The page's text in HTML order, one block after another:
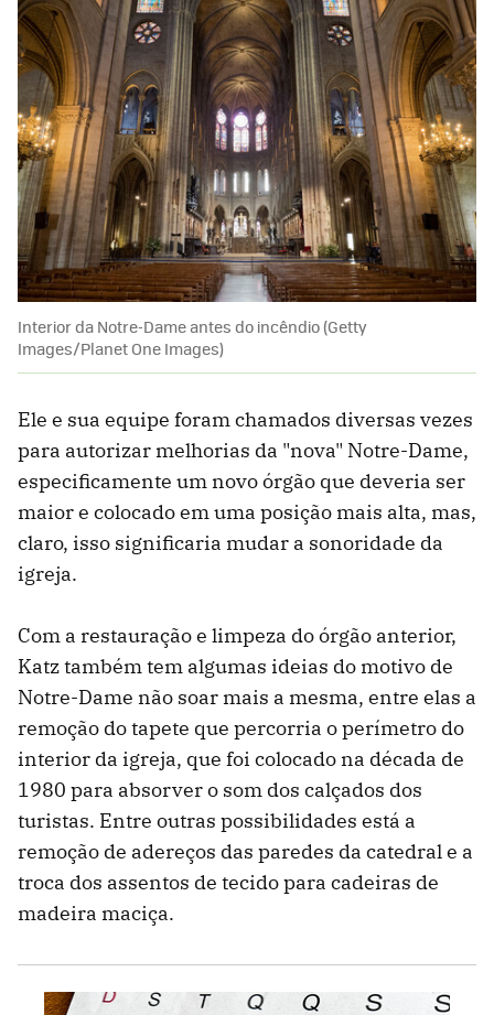
Interior da Notre-Dame antes do incêndio (Getty
Images/Planet One Images)
Ele e sua equipe foram chamados diversas vezes
para autorizar melhorias da "nova" Notre-Dame,
especificamente um novo órgão que deveria ser
maior e colocado em uma posição mais alta, mas,
claro, isso significaria mudar a sonoridade da
igreja.
Com a restauração e limpeza do órgão anterior,
Katz também tem algumas ideias do motivo de
Notre-Dame não soar mais a mesma, entre elas a
remoção do tapete que percorria o perímetro do
interior da igreja, que foi colocado na década de
1980 para absorver o som dos calçados dos
turistas. Entre outras possibilidades está a
remoção de adereços das paredes da catedral e a
troca dos assentos de tecido para cadeiras de
madeira maciça.